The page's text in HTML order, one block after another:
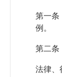
第一条
例。
第二条
法律、